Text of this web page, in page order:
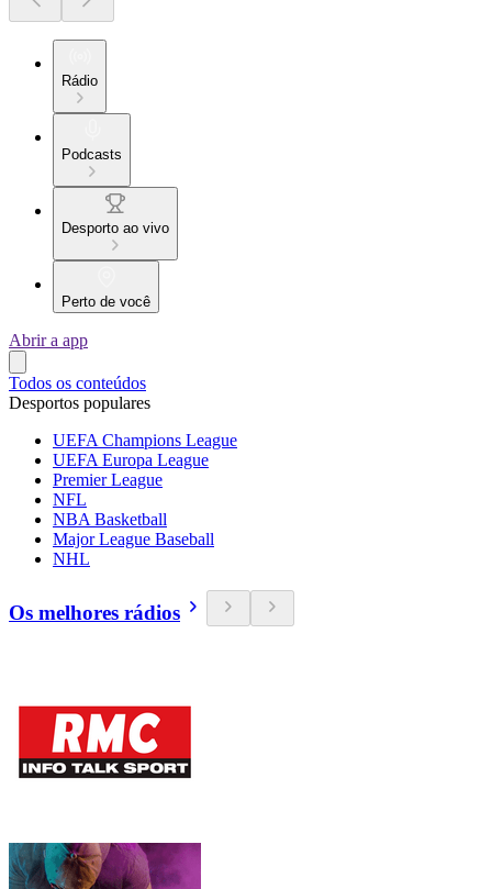
Rádio
Podcasts
Desporto ao vivo
Perto de você
Abrir a app
Todos os conteúdos
Desportos populares
UEFA Champions League
UEFA Europa League
Premier League
NFL
NBA Basketball
Major League Baseball
NHL
Os melhores rádios